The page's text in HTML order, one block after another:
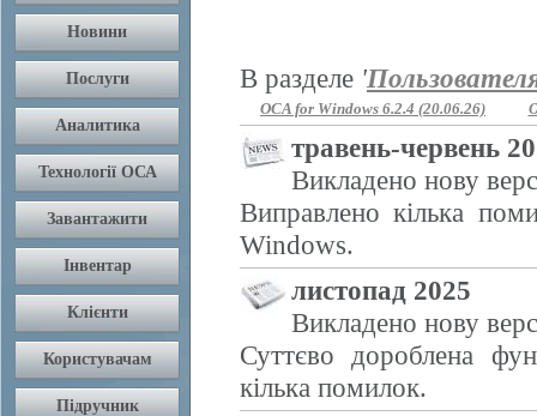
В разделе '
OCA for Windows 6.2.4 (20.06.26)
травень-червень
Викладено нову
Виправлено кілька
Windows.
листопад 2025
Викладено нову
Суттєво дороблена
кілька помилок.